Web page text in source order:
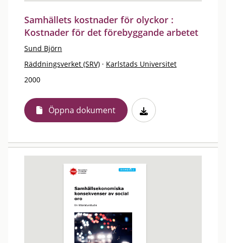
Samhällets kostnader för olyckor :
Kostnader för det förebyggande arbetet
Sund Björn
Räddningsverket (SRV) · Karlstads Universitet
2000
Öppna dokument